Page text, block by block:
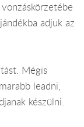
adjuk az
Mégis
leadni,
készülni.